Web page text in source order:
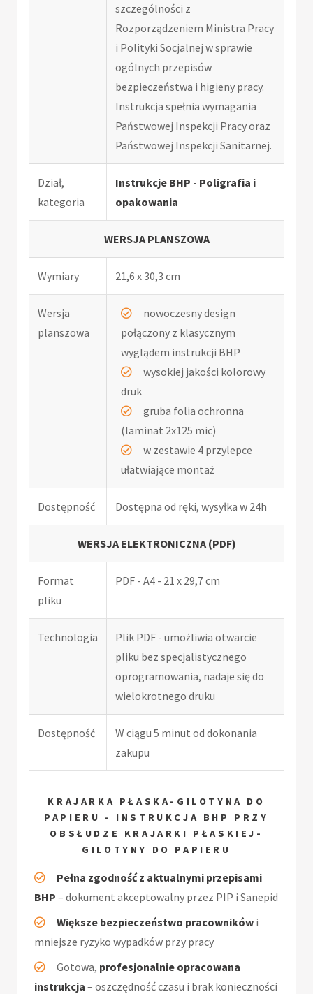
szczególności z
Rozporządzeniem Ministra Pracy
i Polityki Socjalnej w sprawie
ogólnych przepisów
bezpieczeństwa i higieny pracy.
Instrukcja spełnia wymagania
Państwowej Inspekcji Pracy oraz
Państwowej Inspekcji Sanitarnej.
Dział,
kategoria
Instrukcje BHP - Poligrafia i
opakowania
WERSJA PLANSZOWA
Wymiary 21,6 x 30,3 cm
Wersja
planszowa
nowoczesny design
połączony z klasycznym
wyglądem instrukcji BHP
wysokiej jakości kolorowy
druk
gruba folia ochronna
(laminat 2x125 mic)
w zestawie 4 przylepce
ułatwiające montaż
Dostępność Dostępna od ręki, wysyłka w 24h
WERSJA ELEKTRONICZNA (PDF)
Format
pliku
PDF - A4 - 21 x 29,7 cm
Technologia
Plik PDF - umożliwia otwarcie
pliku bez specjalistycznego
oprogramowania, nadaje się do
wielokrotnego druku
Dostępność
W ciągu 5 minut od dokonania
zakupu
KRAJARKA PŁASKA-GILOTYNA DO
PAPIERU - INSTRUKCJA BHP PRZY
OBSŁUDZE KRAJARKI PŁASKIEJ-
GILOTYNY DO PAPIERU
Pełna zgodność z aktualnymi przepisami
BHP – dokument akceptowalny przez PIP i Sanepid
Większe bezpieczeństwo pracowników i
mniejsze ryzyko wypadków przy pracy
Gotowa, profesjonalnie opracowana
instrukcja – oszczędność czasu i brak konieczności